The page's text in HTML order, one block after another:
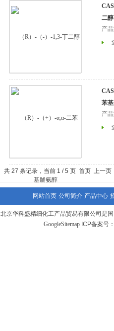
二醇
产
苯
产
共 27 条记录，当前 1 / 5 页 首页 上一页
网站首页 公司简介 产品中心
北京华科盛精细化工产品贸易有限公司是
GoogleSitemap ICP备案号